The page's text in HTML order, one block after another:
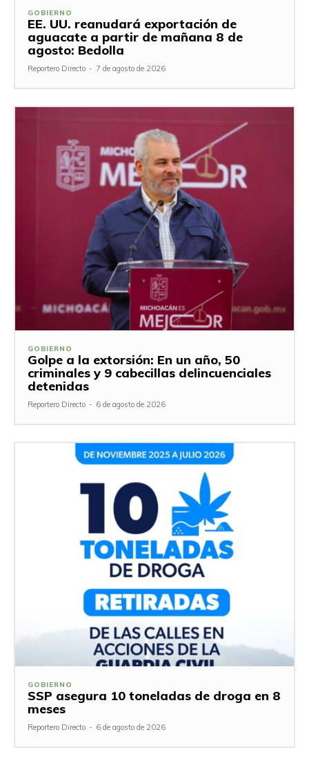
GOBIERNO
EE. UU. reanudará exportación de
aguacate a partir de mañana 8 de
agosto: Bedolla
Reportero Directo - 7 de agosto de 2026
GOBIERNO
Golpe a la extorsión: En un año, 50
criminales y 9 cabecillas delincuenciales
detenidas
Reportero Directo - 6 de agosto de 2026
GOBIERNO
SSP asegura 10 toneladas de droga en 8
meses
Reportero Directo - 6 de agosto de 2026